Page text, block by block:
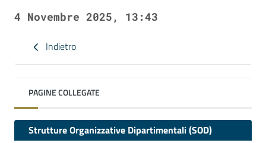
Indietro
PAGINE COLLEGATE
Strutture Organizzative Dipartimentali (SOD)
4 Novembre 2025, 13:43